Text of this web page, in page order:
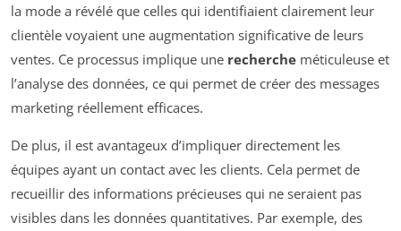
la mode a révélé que celles qui identifiaient clairement leur
clientèle voyaient une augmentation significative de leurs
ventes. Ce processus implique une recherche méticuleuse et
l’analyse des données, ce qui permet de créer des messages
marketing réellement efficaces.
De plus, il est avantageux d’impliquer directement les
équipes ayant un contact avec les clients. Cela permet de
recueillir des informations précieuses qui ne seraient pas
visibles dans les données quantitatives. Par exemple, des